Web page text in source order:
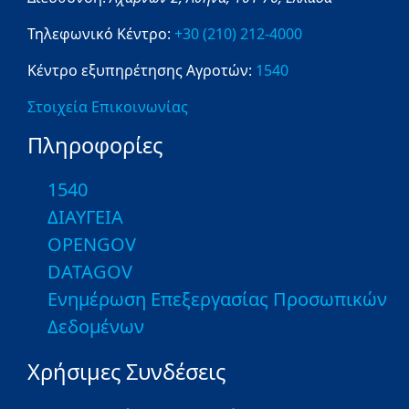
Τηλεφωνικό Κέντρο: +30 (210) 212-4000
Κέντρο εξυπηρέτησης Αγροτών: 1540
Στοιχεία Επικοινωνίας
Πληροφορίες
1540
ΔΙΑΥΓΕΙΑ
OPENGOV
DATAGOV
Ενημέρωση Επεξεργασίας Προσωπικών
Δεδομένων
Χρήσιμες Συνδέσεις